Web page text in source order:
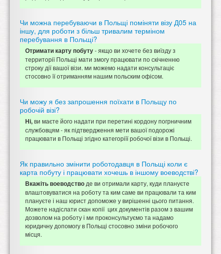
Чи можна перебуваючи в Польщі поміняти візу Д05 на
іншу, для роботи з більш тривалим терміном
перебування в Польщі?
Отримати карту побуту- якщо ви хочете без виїзду з
территорії Польщі мати змогу працювати по скічненню
строку дії вашої візи. ми можемо надати консультаціє
стосовно її отриманням нашим польским офісом.
Чи можу я без запрошення поїхати в Польщу по
робочій візі?
Ні,ви маєте його надати при перетині кордону погрничним
службовцям - як підтвердження мети вашої подорожі
працювати в Польщі згідно категоріїї робочої візи в Польщі.
Як правильно змінити роботодавця в Польщі коли є
карта побуту і працювати хочешь в іншому воеводстві?
Вкажіть воеводство де ви отримали карту, куди плануєте
влаштовуватися на роботу та ким саме ви працювали та ким
плануєте і наш юрист допоможе у вирішенні цього питання.
Можете надіслати скан копії цих документів разом з вашим
дозволом на роботу і ми проконсультуємо та надамо
юридичну допомогу в Польщі стосовно зміни робочого
місця.